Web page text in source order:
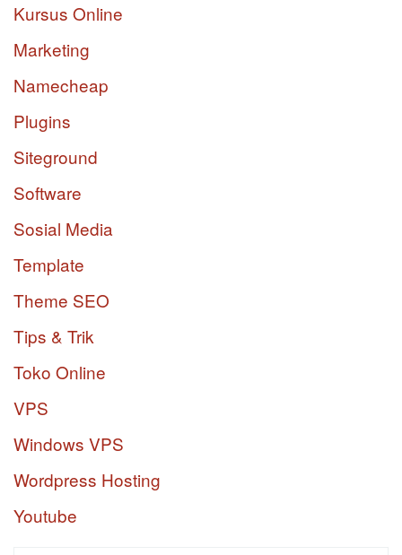
Kursus Online
Marketing
Namecheap
Plugins
Siteground
Software
Sosial Media
Template
Theme SEO
Tips & Trik
Toko Online
VPS
Windows VPS
Wordpress Hosting
Youtube